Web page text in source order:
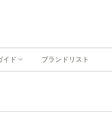
イド ブランドリスト